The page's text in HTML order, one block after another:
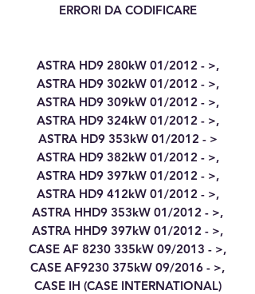
ERRORI DA CODIFICARE
ASTRA HD9 280kW 01/2012 - >,
ASTRA HD9 302kW 01/2012 - >,
ASTRA HD9 309kW 01/2012 - >,
ASTRA HD9 324kW 01/2012 - >,
ASTRA HD9 353kW 01/2012 - >
ASTRA HD9 382kW 01/2012 - >,
ASTRA HD9 397kW 01/2012 - >,
ASTRA HD9 412kW 01/2012 - >,
ASTRA HHD9 353kW 01/2012 - >,
ASTRA HHD9 397kW 01/2012 - >,
CASE AF 8230 335kW 09/2013 - >,
CASE AF9230 375kW 09/2016 - >,
CASE IH (CASE INTERNATIONAL)